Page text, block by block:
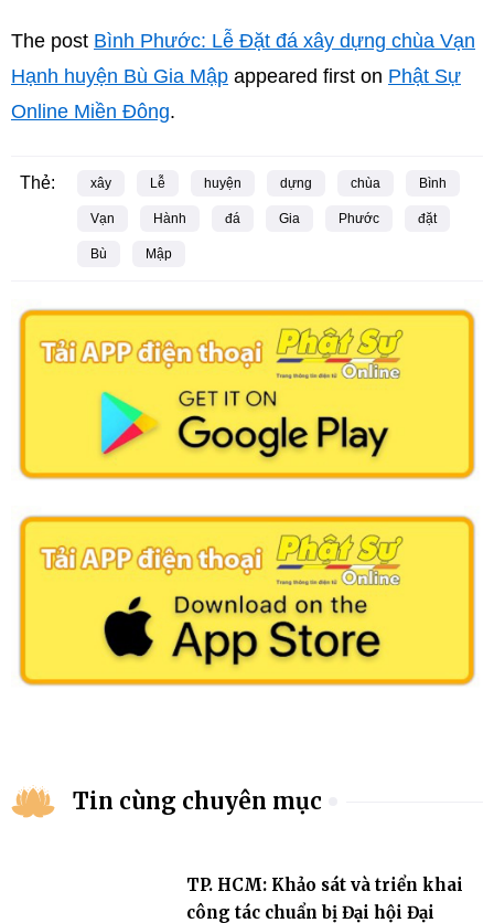
The post Bình Phước: Lễ Đặt đá xây dựng chùa Vạn
Hạnh huyện Bù Gia Mập appeared first on Phật Sự
Online Miền Đông.
Thẻ: xây Lễ huyện dựng chùa Bình
Vạn Hành đá Gia Phước đặt
Bù Mập
Tin cùng chuyên mục
TP. HCM: Khảo sát và triển khai
công tác chuẩn bị Đại hội Đại